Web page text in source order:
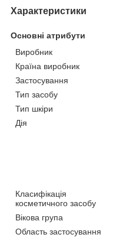
Характеристики
Основні атрибути
Виробник
Країна виробник
Застосування
Тип засобу
Тип шкіри
Дія
Класифікація
косметичного засобу
Вікова група
Область застосування